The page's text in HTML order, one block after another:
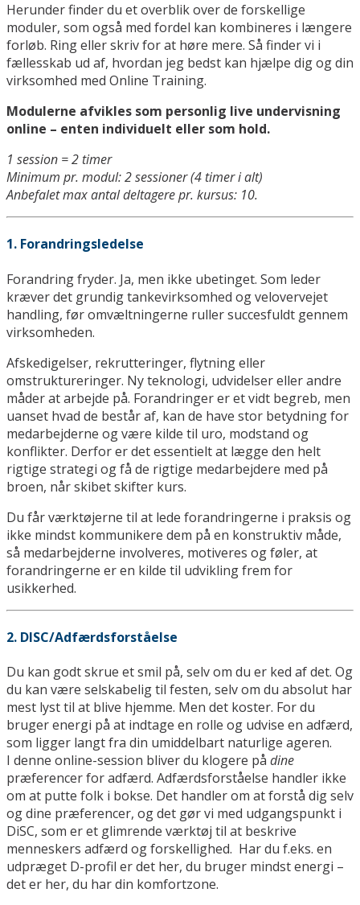
Herunder finder du et overblik over de forskellige
moduler, som også med fordel kan kombineres i længere
forløb. Ring eller skriv for at høre mere. Så finder vi i
fællesskab ud af, hvordan jeg bedst kan hjælpe dig og din
virksomhed med Online Training.
Modulerne afvikles som personlig live undervisning
online – enten individuelt eller som hold.
1 session = 2 timer
Minimum pr. modul: 2 sessioner (4 timer i alt)
Anbefalet max antal deltagere pr. kursus: 10.
1. Forandringsledelse
Forandring fryder. Ja, men ikke ubetinget. Som leder
kræver det grundig tankevirksomhed og velovervejet
handling, før omvæltningerne ruller succesfuldt gennem
virksomheden.
Afskedigelser, rekrutteringer, flytning eller
omstruktureringer. Ny teknologi, udvidelser eller andre
måder at arbejde på. Forandringer er et vidt begreb, men
uanset hvad de består af, kan de have stor betydning for
medarbejderne og være kilde til uro, modstand og
konflikter. Derfor er det essentielt at lægge den helt
rigtige strategi og få de rigtige medarbejdere med på
broen, når skibet skifter kurs.
Du får værktøjerne til at lede forandringerne i praksis og
ikke mindst kommunikere dem på en konstruktiv måde,
så medarbejderne involveres, motiveres og føler, at
forandringerne er en kilde til udvikling frem for
usikkerhed.
2. DISC/Adfærdsforståelse
Du kan godt skrue et smil på, selv om du er ked af det. Og
du kan være selskabelig til festen, selv om du absolut har
mest lyst til at blive hjemme. Men det koster. For du
bruger energi på at indtage en rolle og udvise en adfærd,
som ligger langt fra din umiddelbart naturlige ageren.
I denne online-session bliver du klogere på dine
præferencer for adfærd. Adfærdsforståelse handler ikke
om at putte folk i bokse. Det handler om at forstå dig selv
og dine præferencer, og det gør vi med udgangspunkt i
DiSC, som er et glimrende værktøj til at beskrive
menneskers adfærd og forskellighed. Har du f.eks. en
udpræget D-profil er det her, du bruger mindst energi –
det er her, du har din komfortzone.